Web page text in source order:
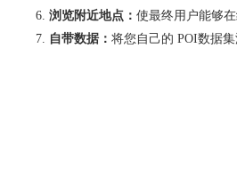
浏览附近地点： 使最终用户能够
自带数据： 将您自己的 POI数据